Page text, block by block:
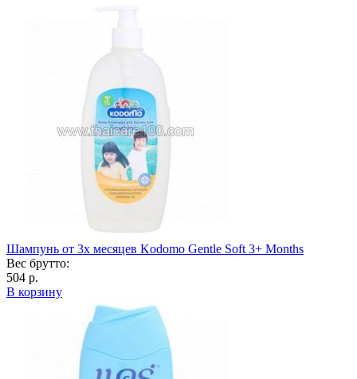
Шампунь от 3х месяцев Kodomo Gentle Soft 3+ Months
Вес брутто:
504 р.
В корзину